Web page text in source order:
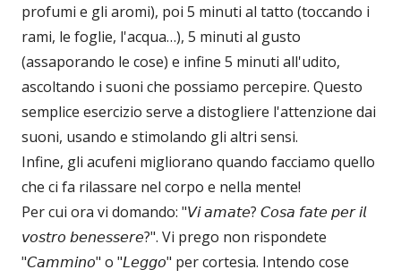
profumi e gli aromi), poi 5 minuti al tatto (toccando i
rami, le foglie, l'acqua…), 5 minuti al gusto
(assaporando le cose) e infine 5 minuti all'udito,
ascoltando i suoni che possiamo percepire. Questo
semplice esercizio serve a distogliere l'attenzione dai
suoni, usando e stimolando gli altri sensi.
Infine, gli acufeni migliorano quando facciamo quello
che ci fa rilassare nel corpo e nella mente!
Per cui ora vi domando: "𝘝𝘪 𝘢𝘮𝘢𝘵𝘦? 𝘊𝘰𝘴𝘢 𝘧𝘢𝘵𝘦 𝘱𝘦𝘳 𝘪𝘭
𝘷𝘰𝘴𝘵𝘳𝘰 𝘣𝘦𝘯𝘦𝘴𝘴𝘦𝘳𝘦?". Vi prego non rispondete
"𝘊𝘢𝘮𝘮𝘪𝘯𝘰" o "𝘓𝘦𝘨𝘨𝘰" per cortesia. Intendo cose